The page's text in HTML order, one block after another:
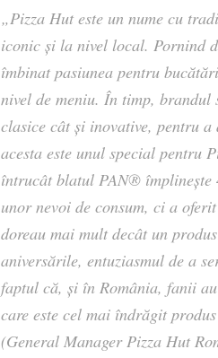
„Pizza Hut este un nume cu
iconic și la nivel local. Pornind
îmbinat pasiunea pentru
nivel de meniu. În timp, brandul
clasice cât și inovative, pentru
acesta este unul special pentru
întrucât blatul PAN® împlinește
unor nevoi de consum, ci a
doreau mai mult decât un
aniversările, entuziasmul de a
faptul că, și în România, fanii
care este cel mai îndrăgit
(General Manager Pizza Hut